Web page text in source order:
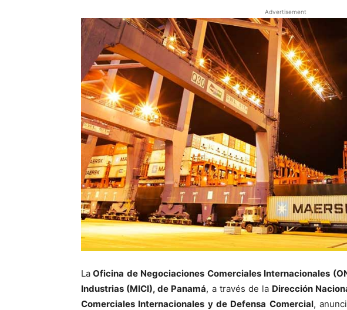
Advertisement
La Oficina de Negociaciones Comerciales Internacionales
Industrias (MICI), de Panamá, a través de la Dirección
Comerciales Internacionales y de Defensa Comercial,